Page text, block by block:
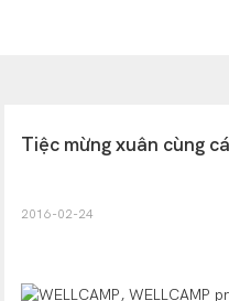
Tiệc mừng xuân cùng
2016-02-24